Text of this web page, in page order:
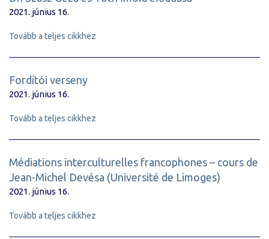
2021. június 16.
Tovább a teljes cikkhez
Fordítói verseny
2021. június 16.
Tovább a teljes cikkhez
Médiations interculturelles francophones – cours de
Jean-Michel Devésa (Université de Limoges)
2021. június 16.
Tovább a teljes cikkhez